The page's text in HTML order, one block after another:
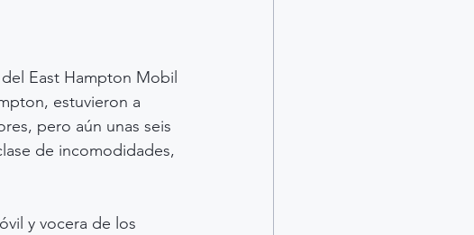
East Hampton Mobil
estuvieron a
pero aún unas seis
de incomodidades,
y vocera de los